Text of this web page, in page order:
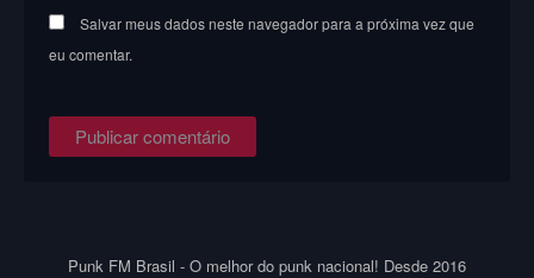
Salvar meus dados neste navegador para a próxima vez que
eu comentar.
Punk FM Brasil - O melhor do punk nacional! Desde 2016